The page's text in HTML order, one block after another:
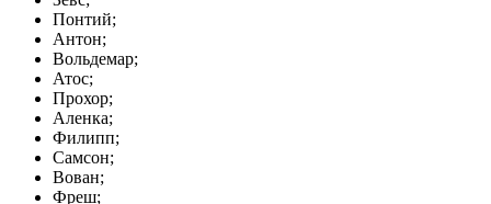
Понтий;
Антон;
Вольдемар;
Атос;
Прохор;
Аленка;
Филипп;
Самсон;
Вован;
Фреш;